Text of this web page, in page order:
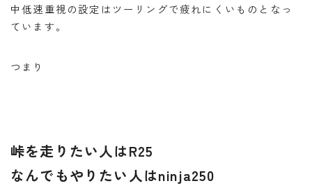
中低速重視の設定はツーリングで疲れにくいものとなっ
ています。
つまり
峠を走りたい人はR25
なんでもやりたい人はninja250